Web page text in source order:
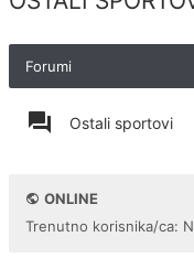
Forumi
Ostali sportovi
ONLINE
Trenutno korisnika/ca: